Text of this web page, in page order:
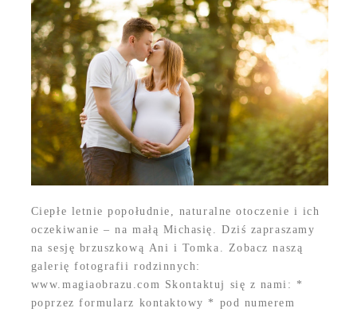
Ciepłe letnie popołudnie, naturalne otoczenie i ich
oczekiwanie – na małą Michasię. Dziś zapraszamy
na sesję brzuszkową Ani i Tomka. Zobacz naszą
galerię fotografii rodzinnych:
www.magiaobrazu.com Skontaktuj się z nami: *
poprzez formularz kontaktowy * pod numerem